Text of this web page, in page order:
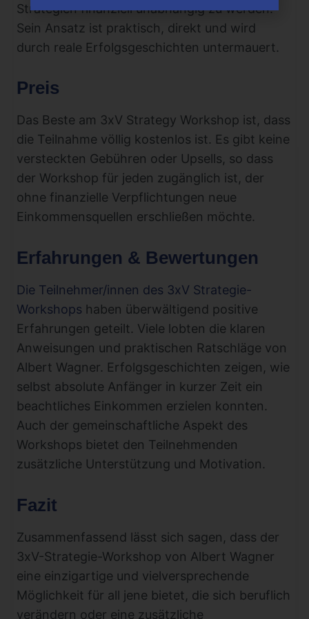
Strategien finanziell unabhängig zu werden.
Sein Ansatz ist praktisch, direkt und wird
durch reale Erfolgsgeschichten untermauert.
Preis
Das Beste am 3xV Strategy Workshop ist, dass
die Teilnahme völlig kostenlos ist. Es gibt keine
versteckten Gebühren oder Upsells, so dass
der Workshop für jeden zugänglich ist, der
ohne finanzielle Verpflichtungen neue
Einkommensquellen erschließen möchte.
Erfahrungen & Bewertungen
Die Teilnehmer/innen des 3xV Strategie-
Workshops haben überwältigend positive
Erfahrungen geteilt. Viele lobten die klaren
Anweisungen und praktischen Ratschläge von
Albert Wagner. Erfolgsgeschichten zeigen, wie
selbst absolute Anfänger in kurzer Zeit ein
beachtliches Einkommen erzielen konnten.
Auch der gemeinschaftliche Aspekt des
Workshops bietet den Teilnehmenden
zusätzliche Unterstützung und Motivation.
Fazit
Zusammenfassend lässt sich sagen, dass der
3xV-Strategie-Workshop von Albert Wagner
eine einzigartige und vielversprechende
Möglichkeit für all jene bietet, die sich beruflich
verändern oder eine zusätzliche